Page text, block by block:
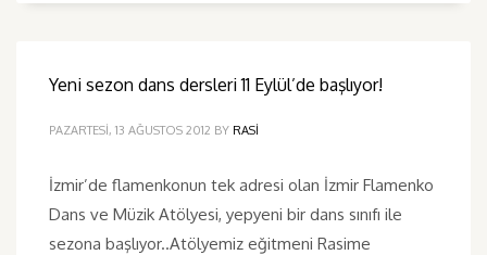
Yeni sezon dans dersleri 11 Eylül’de başlıyor!
PAZARTESI, 13 AĞUSTOS 2012 BY RASI
İzmir’de flamenkonun tek adresi olan İzmir Flamenko
Dans ve Müzik Atölyesi, yepyeni bir dans sınıfı ile
sezona başlıyor..Atölyemiz eğitmeni Rasime